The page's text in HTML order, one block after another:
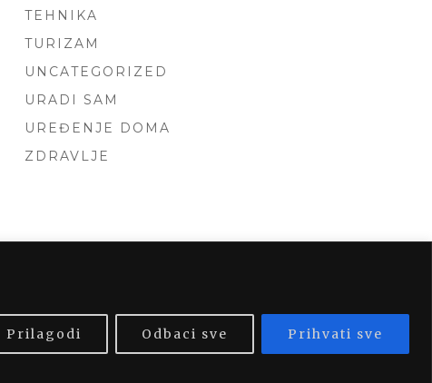
Prilagodi Odbaci sve Prihvati sve
TEHNIKA
TURIZAM
UNCATEGORIZED
URADI SAM
UREĐENJE DOMA
ZDRAVLJE